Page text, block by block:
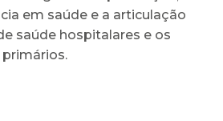
em saúde e a articulação
saúde hospitalares e os